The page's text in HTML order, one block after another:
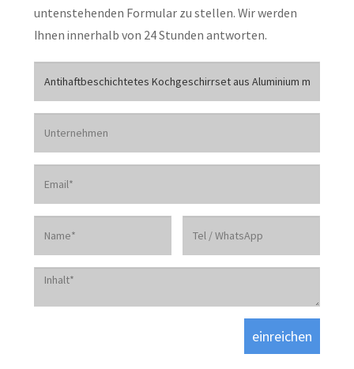
untenstehenden Formular zu stellen. Wir werden
Ihnen innerhalb von 24 Stunden antworten.